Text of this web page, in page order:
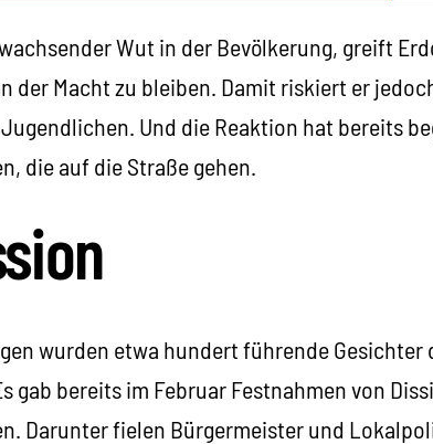
Wut in der Bevölkerung, greift
der Macht zu bleiben. Damit riskiert er
Und die Reaktion hat bereits
die auf die Straße gehen.
wurden etwa hundert führende Gesichter
gab bereits im Februar Festnahmen von
Darunter fielen Bürgermeister und